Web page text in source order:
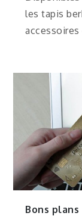
les tapis
Bons plans